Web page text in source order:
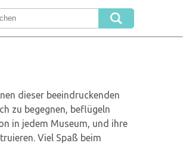
dieser beeindruckenden
zu begegnen, beflügeln
in jedem Museum, und ihre
Viel Spaß beim